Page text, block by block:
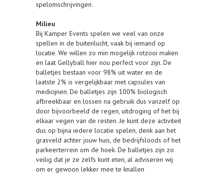
spelomschrijvingen.
Milieu
Bij Kamper Events spelen we veel van onze
spellen in de buitenlucht, vaak bij iemand op
locatie. We willen zo min mogelijk rotzooi maken
en laat Gellyball hier nou perfect voor zijn. De
balletjes bestaan voor 98% uit water en de
laatste 2% is vergelijkbaar met capsules van
medicijnen. De balletjes zijn 100% biologisch
afbreekbaar en lossen na gebruik dus vanzelf op
door bijvoorbeeld de regen, uitdroging of het bij
elkaar vegen van de resten. Je kunt deze activiteit
dus op bijna iedere locatie spelen, denk aan het
grasveld achter jouw huis, de bedrijfsloods of het
parkeerterrein om de hoek. De balletjes zijn zo
veilig dat je ze zelfs kunt eten, al adviseren wij
om er gewoon lekker mee te knallen